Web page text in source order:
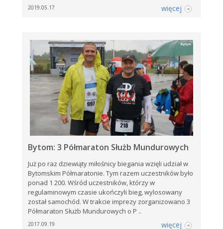
2019.05.17 więcej
Bytom: 3 Półmaraton Służb Mundurowych
Już po raz dziewiąty miłośnicy biegania wzięli udział w
Bytomskim Półmaratonie. Tym razem uczestników było
ponad 1 200. Wśród uczestników, którzy w
regulaminowym czasie ukończyli bieg, wylosowany
został samochód. W trakcie imprezy zorganizowano 3
Półmaraton Służb Mundurowych o P ..
2017.09.19 więcej